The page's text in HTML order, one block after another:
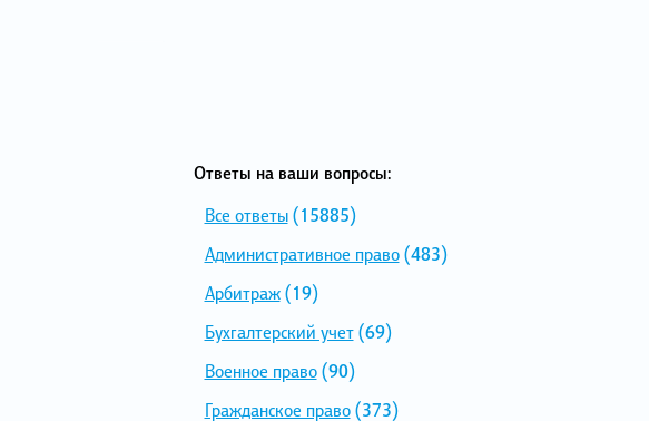
Ответы на ваши вопросы:
Все ответы(15885)
Административное право(483)
Арбитраж(19)
Бухгалтерский учет(69)
Военное право(90)
Гражданское право(373)